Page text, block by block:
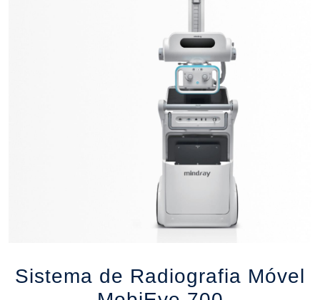
Sistema de Radiografia Móvel